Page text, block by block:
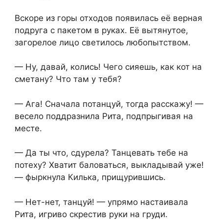
Вскоре из горы отходов появилась её верная
подруга с пакетом в руках. Её вытянутое,
загорелое лицо светилось любопытством.
— Ну, давай, колись! Чего сияешь, как кот на
сметану? Что там у тебя?
— Ага! Сначала потанцуй, тогда расскажу! —
весело поддразнила Рита, подпрыгивая на
месте.
— Да ты что, сдурела? Танцевать тебе на
потеху? Хватит баловаться, выкладывай уже!
— фыркнула Килька, прищурившись.
— Нет-нет, танцуй! — упрямо настаивала
Рита, игриво скрестив руки на груди.